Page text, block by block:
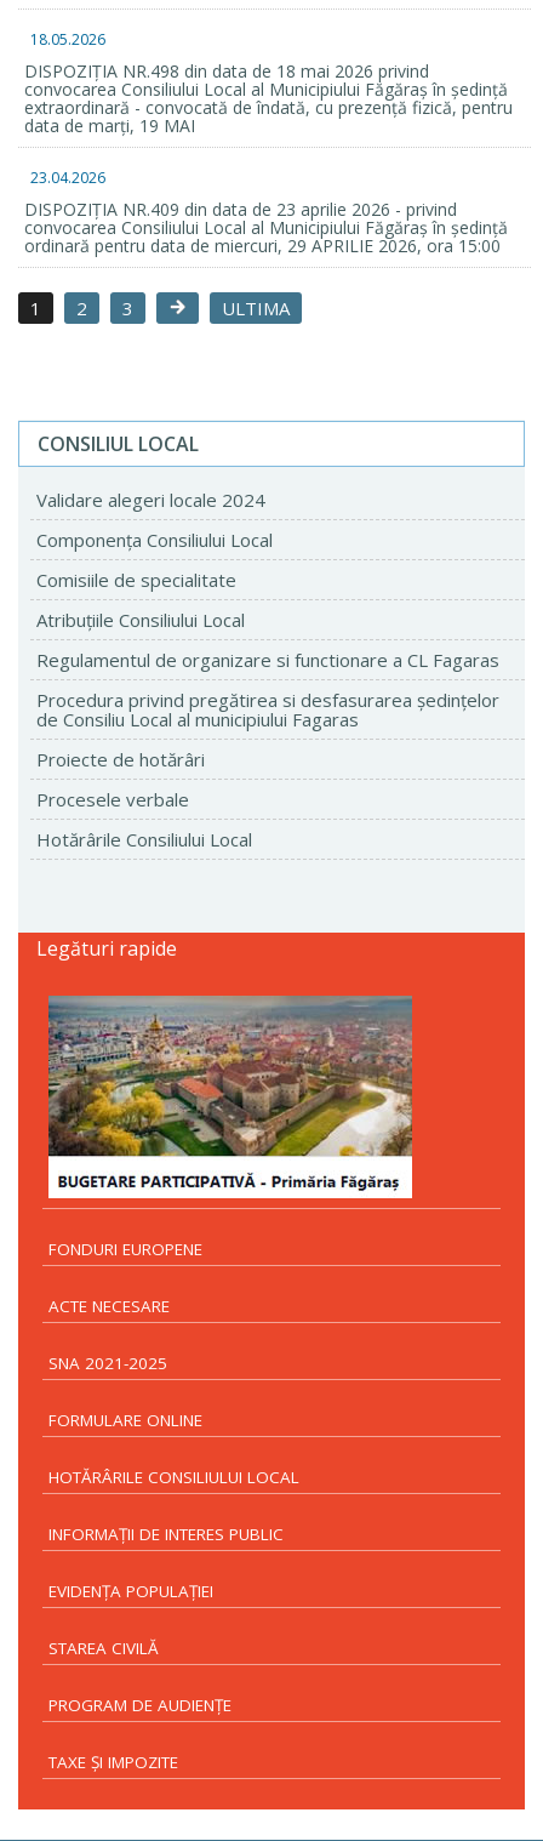
18.05.2026
DISPOZIȚIA NR.498 din data de 18 mai 2026 privind
convocarea Consiliului Local al Municipiului Făgăraș în ședință
extraordinară - convocată de îndată, cu prezență fizică, pentru
data de marți, 19 MAI
23.04.2026
DISPOZIȚIA NR.409 din data de 23 aprilie 2026 - privind
convocarea Consiliului Local al Municipiului Făgăraș în ședință
ordinară pentru data de miercuri, 29 APRILIE 2026, ora 15:00
1 2 3 ULTIMA
CONSILIUL LOCAL
Validare alegeri locale 2024
Componenţa Consiliului Local
Comisiile de specialitate
Atribuţiile Consiliului Local
Regulamentul de organizare si functionare a CL Fagaras
Procedura privind pregătirea si desfasurarea ședințelor
de Consiliu Local al municipiului Fagaras
Proiecte de hotărâri
Procesele verbale
Hotărârile Consiliului Local
Legături rapide
FONDURI EUROPENE
ACTE NECESARE
SNA 2021-2025
FORMULARE ONLINE
HOTĂRÂRILE CONSILIULUI LOCAL
INFORMAŢII DE INTERES PUBLIC
EVIDENŢA POPULAŢIEI
STAREA CIVILĂ
PROGRAM DE AUDIENŢE
TAXE ŞI IMPOZITE